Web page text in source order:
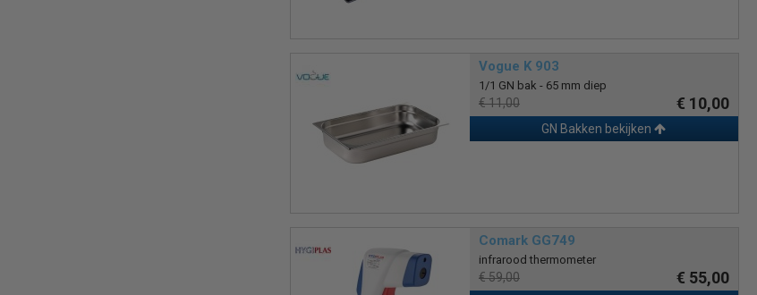
Vogue K 903
1/1 GN bak - 65 mm diep
€ 11,00 € 10,00
GN Bakken bekijken
Comark GG749
infrarood thermometer
€ 59,00 € 55,00